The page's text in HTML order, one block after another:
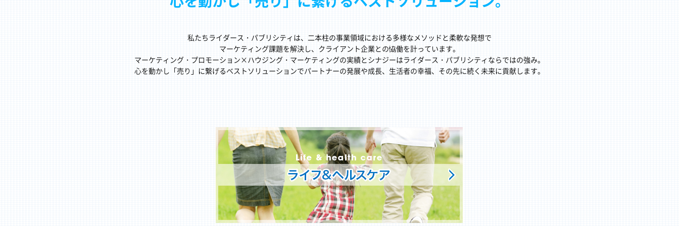
私たちライダース・パブリシティは、二本柱の事業領域における多様なメソッドと柔軟な発想で
マーケティング課題を解決し、クライアント企業との恊働を計っています。
マーケティング・プロモーション×ハウジング・マーケティングの実績とシナジーはライダース・パブリシティならではの強み。
心を動かし「売り」に繋げるベストソリューションでパートナーの発展や成長、生活者の幸福、その先に続く未来に貢献します。